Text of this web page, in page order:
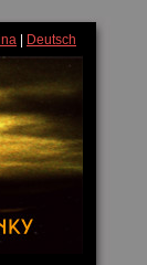
Deutsch